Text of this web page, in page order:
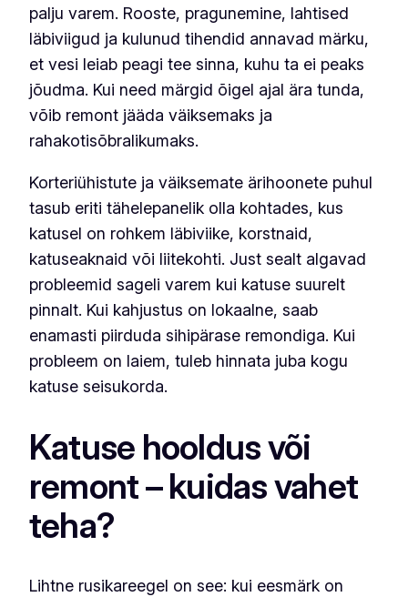
palju varem. Rooste, pragunemine, lahtised
läbiviigud ja kulunud tihendid annavad märku,
et vesi leiab peagi tee sinna, kuhu ta ei peaks
jõudma. Kui need märgid õigel ajal ära tunda,
võib remont jääda väiksemaks ja
rahakotisõbralikumaks.
Korteriühistute ja väiksemate ärihoonete puhul
tasub eriti tähelepanelik olla kohtades, kus
katusel on rohkem läbiviike, korstnaid,
katuseaknaid või liitekohti. Just sealt algavad
probleemid sageli varem kui katuse suurelt
pinnalt. Kui kahjustus on lokaalne, saab
enamasti piirduda sihipärase remondiga. Kui
probleem on laiem, tuleb hinnata juba kogu
katuse seisukorda.
Katuse hooldus või
remont – kuidas vahet
teha?
Lihtne rusikareegel on see: kui eesmärk on